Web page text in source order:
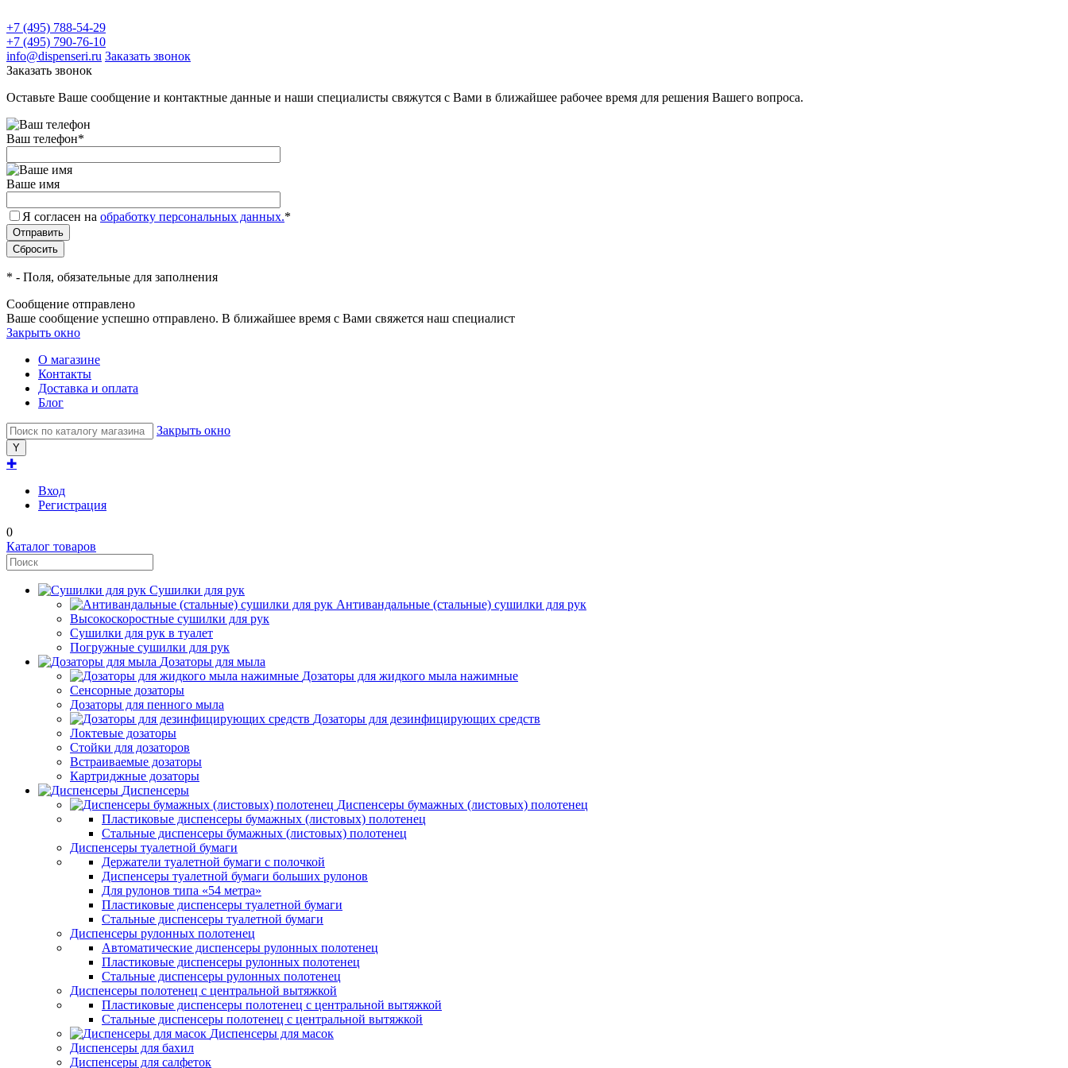
+7 (495) 788-54-29
+7 (495) 790-76-10
info@dispenseri.ru Заказать звонок
Заказать звонок
Оставьте Ваше сообщение и контактные данные и наши специалисты свяжутся с Вами в ближайшее рабочее время для решения Вашего вопроса.
Ваш телефон*
Ваше имя
Я согласен на обработку персональных данных.*
* - Поля, обязательные для заполнения
Сообщение отправлено
Ваше сообщение успешно отправлено. В ближайшее время с Вами свяжется наш специалист
Закрыть окно
О магазине
Контакты
Доставка и оплата
Блог
Закрыть окно
✚
Вход
Регистрация
0
Каталог товаров
Сушилки для рук
Антивандальные (стальные) сушилки для рук
Высокоскоростные сушилки для рук
Сушилки для рук в туалет
Погружные сушилки для рук
Дозаторы для мыла
Дозаторы для жидкого мыла нажимные
Сенсорные дозаторы
Дозаторы для пенного мыла
Дозаторы для дезинфицирующих средств
Локтевые дозаторы
Стойки для дозаторов
Встраиваемые дозаторы
Картриджные дозаторы
Диспенсеры
Диспенсеры бумажных (листовых) полотенец
Пластиковые диспенсеры бумажных (листовых) полотенец
Стальные диспенсеры бумажных (листовых) полотенец
Диспенсеры туалетной бумаги
Держатели туалетной бумаги с полочкой
Диспенсеры туалетной бумаги больших рулонов
Для рулонов типа «54 метра»
Пластиковые диспенсеры туалетной бумаги
Стальные диспенсеры туалетной бумаги
Диспенсеры рулонных полотенец
Автоматические диспенсеры рулонных полотенец
Пластиковые диспенсеры рулонных полотенец
Стальные диспенсеры рулонных полотенец
Диспенсеры полотенец с центральной вытяжкой
Пластиковые диспенсеры полотенец с центральной вытяжкой
Стальные диспенсеры полотенец с центральной вытяжкой
Диспенсеры для масок
Диспенсеры для бахил
Диспенсеры для салфеток